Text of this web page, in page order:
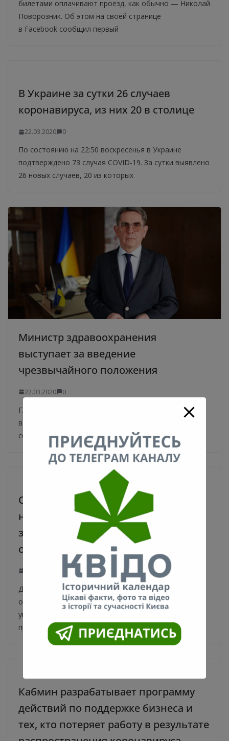
билетами оплачивают проезд, как обычно — Николай
Поворозник. Об этом на своей странице
в Facebook сообщил первый
В Украине за сутки 26 случаев
коронавируса, из них 20 в столице
22.03.2020 0
По состоянию на 22:50 воскресенья в Украине
подтверждено 73 случая COVID-19. За сутки выявлено
26 новых случаев, 20 из которых
Министр здравоохранения
выступает за введение
чрезвычайного положения
22.03.2020 0
Глава Минздрава Илья Емец выступает за внедрение
в Украине чрезвычайного положения. Об этом
сообщает Украинская правда со ссылкой на Емца
Обнародован перечень контактных
номеров, по которым можно
заказать спецбилеты для проезда в
общественном транспорте Киева
Департамент транспортной инфраструктуры КГГА
обнародовал список и контактные номера
уполномоченных для выдачи спецбилетов для
проезда в общественном транспорте Киева. Об
Кабмин разрабатывает программу
действий по поддержке бизнеса и
тех, кто потеряет работу в результате